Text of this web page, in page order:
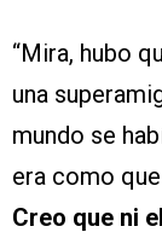
“Mira, hubo
una
mundo se
era como
Creo que ni